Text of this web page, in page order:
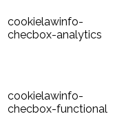
cookielawinfo-
checbox-analytics
cookielawinfo-
checbox-functional